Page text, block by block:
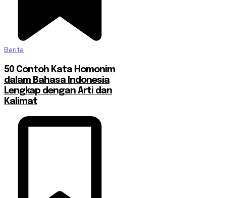
Berita
50 Contoh Kata Homonim
dalam Bahasa Indonesia
Lengkap dengan Arti dan
Kalimat